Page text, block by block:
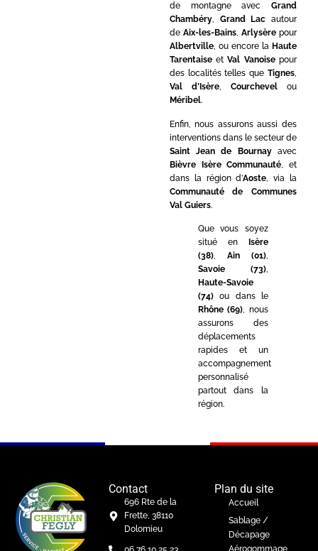
de montagne avec Grand
Chambéry, Grand Lac autour
de Aix-les-Bains, Arlysèrepour
Albertville, ou encore la Haute
TarentaiseetVal Vanoisepour
des localités telles que Tignes,
Val d’Isère, Courchevelou
Méribel.
Enfin, nous assurons aussi des
interventions dans le secteur de
Saint Jean de Bournayavec
Bièvre Isère Communauté , et
dans la région d’Aoste , via la
Communauté de Communes
Val Guiers.
Que vous soyez
situé en
Isère
(38), Ain (01),
Savoie (73),
Haute-Savoie
(74)ou dans le
Rhône (69), nous
assurons des
déplacements
rapides et un
accompagnement
personnalisé
partout dans la
région.
Contact
696 Rte de la
Frette, 38110
Dolomieu
Plan du site
Accueil
Sablage /
Décapage